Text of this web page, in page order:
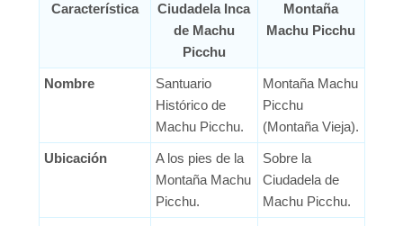
Característica
Ciudadela Inca
de Machu
Picchu
Montaña
Machu Picchu
Nombre
Santuario
Histórico de
Machu Picchu.
Montaña Machu
Picchu
(Montaña Vieja).
Ubicación
A los pies de la
Montaña Machu
Picchu.
Sobre la
Ciudadela de
Machu Picchu.